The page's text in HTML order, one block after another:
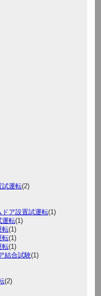
試運転(2)
ドア設置試運転(1)
運転(1)
転(1)
転(1)
転(1)
結合試験(1)
(2)